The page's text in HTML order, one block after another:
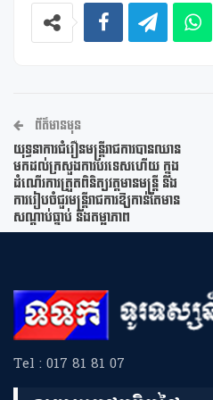
ព័ត៌មានមុន
យុទ្ធនាការជំរឿនមន្ត្រីរាជការបានឈាន
មកដល់ក្រសួងការបរទេសហើយ ក្នុង
ដំណើរការត្រួតពិនិត្យវត្តមានមន្ត្រី និង
ការរៀបចំជួរមន្ត្រីរាជការឱ្យកាន់តែមាន
សណ្តាប់ធ្នាប់ និងតម្លាភាព
Tel : 017 81 81 07